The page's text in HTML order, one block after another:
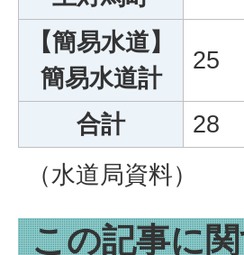
【簡易水道】
簡易水道計
25
合計 28
（水道局資料）
この記事に